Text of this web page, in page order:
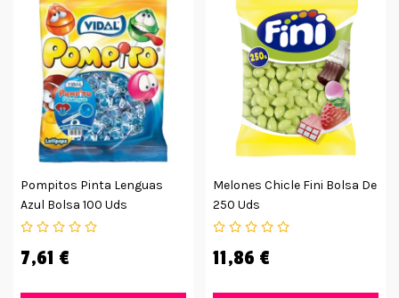
Pompitos Pinta Lenguas
Azul Bolsa 100 Uds
7,61 €
Melones Chicle Fini Bolsa De
250 Uds
11,86 €